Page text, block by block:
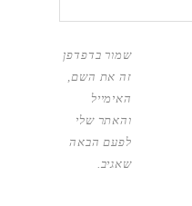
שמור בדפדפן
זה את השם,
האימייל
והאתר שלי
לפעם הבאה
שאגיב.